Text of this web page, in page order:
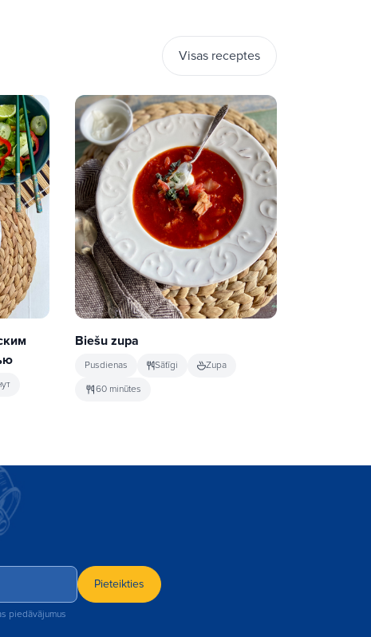
Visas receptes
Biešu zupa
Pusdienas Sātīgi
Zupa
60 minūtes
piedāvājumus
Pieteikties